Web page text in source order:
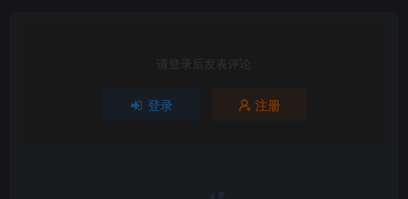
请登录后发表评论
登录 注册